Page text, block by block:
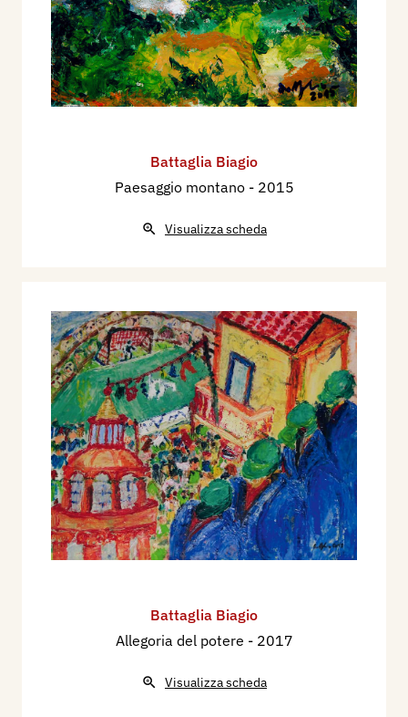
Battaglia Biagio
Paesaggio montano - 2015
Visualizza scheda
Battaglia Biagio
Allegoria del potere - 2017
Visualizza scheda